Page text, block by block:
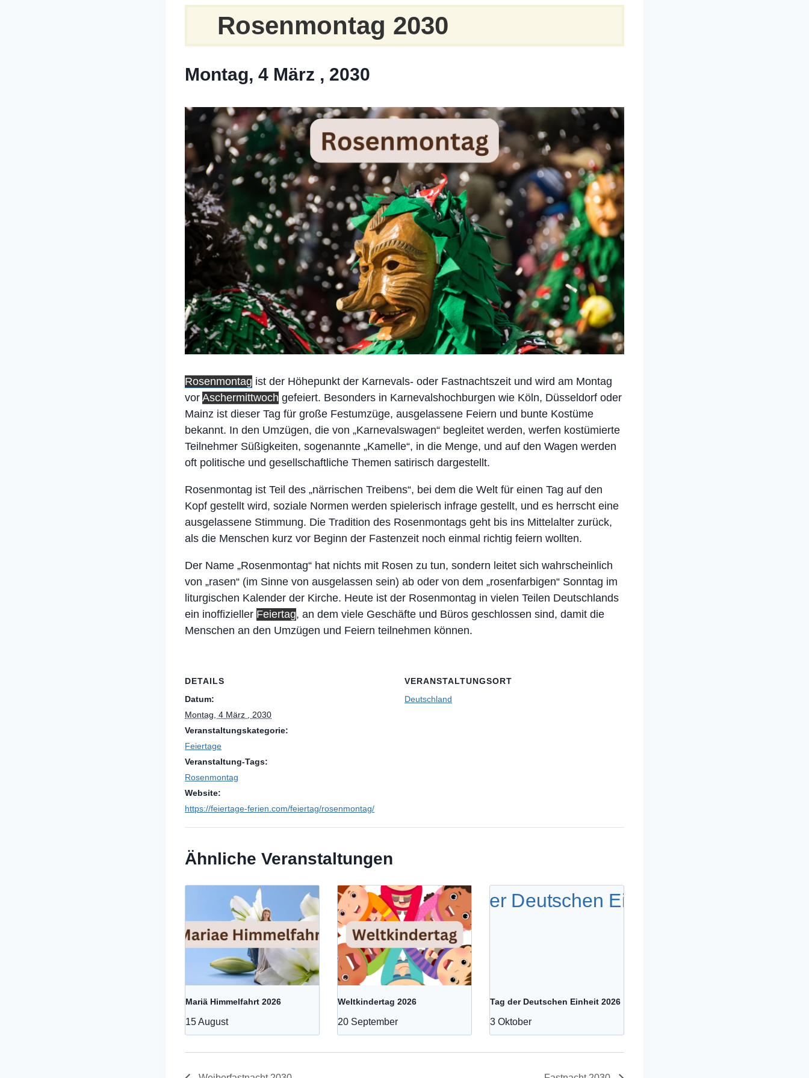
Rosenmontag 2030
Montag, 4 März , 2030
Rosenmontag ist der Höhepunkt der Karnevals- oder Fastnachtszeit und wird am Montag
vor Aschermittwoch gefeiert. Besonders in Karnevalshochburgen wie Köln, Düsseldorf oder
Mainz ist dieser Tag für große Festumzüge, ausgelassene Feiern und bunte Kostüme
bekannt. In den Umzügen, die von „Karnevalswagen“ begleitet werden, werfen kostümierte
Teilnehmer Süßigkeiten, sogenannte „Kamelle“, in die Menge, und auf den Wagen werden
oft politische und gesellschaftliche Themen satirisch dargestellt.
Rosenmontag ist Teil des „närrischen Treibens“, bei dem die Welt für einen Tag auf den
Kopf gestellt wird, soziale Normen werden spielerisch infrage gestellt, und es herrscht eine
ausgelassene Stimmung. Die Tradition des Rosenmontags geht bis ins Mittelalter zurück,
als die Menschen kurz vor Beginn der Fastenzeit noch einmal richtig feiern wollten.
Der Name „Rosenmontag“ hat nichts mit Rosen zu tun, sondern leitet sich wahrscheinlich
von „rasen“ (im Sinne von ausgelassen sein) ab oder von dem „rosenfarbigen“ Sonntag im
liturgischen Kalender der Kirche. Heute ist der Rosenmontag in vielen Teilen Deutschlands
ein inoffizieller Feiertag, an dem viele Geschäfte und Büros geschlossen sind, damit die
Menschen an den Umzügen und Feiern teilnehmen können.
DETAILS
Datum:
Montag, 4 März , 2030
Veranstaltungskategorie:
Feiertage
Veranstaltung-Tags:
Rosenmontag
Website:
https://feiertage-ferien.com/feiertag/rosenmontag/
VERANSTALTUNGSORT
Deutschland
Ähnliche Veranstaltungen
Mariä Himmelfahrt 2026
15 August
Weltkindertag 2026
20 September
Tag der Deutschen Einheit 2026
3 Oktober